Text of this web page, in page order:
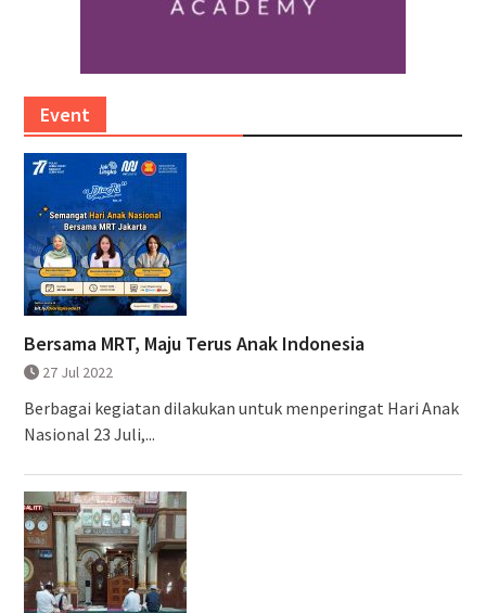
Event
Bersama MRT, Maju Terus Anak Indonesia
27 Jul 2022
Berbagai kegiatan dilakukan untuk menperingat Hari Anak
Nasional 23 Juli,...